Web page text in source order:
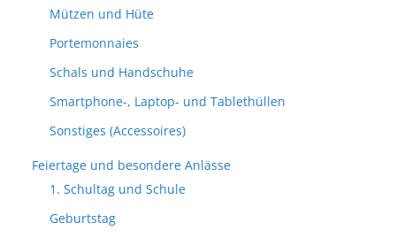
Mützen und Hüte
Portemonnaies
Schals und Handschuhe
Smartphone-, Laptop- und Tablethüllen
Sonstiges (Accessoires)
Feiertage und besondere Anlässe
1. Schultag und Schule
Geburtstag